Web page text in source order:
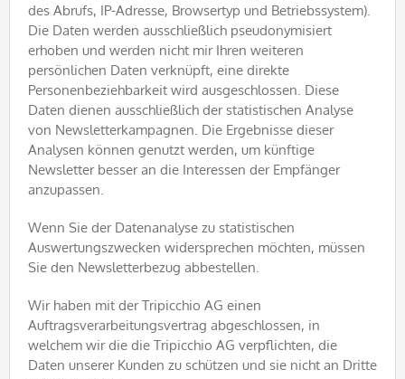
des Abrufs, IP-Adresse, Browsertyp und Betriebssystem).
Die Daten werden ausschließlich pseudonymisiert
erhoben und werden nicht mir Ihren weiteren
persönlichen Daten verknüpft, eine direkte
Personenbeziehbarkeit wird ausgeschlossen. Diese
Daten dienen ausschließlich der statistischen Analyse
von Newsletterkampagnen. Die Ergebnisse dieser
Analysen können genutzt werden, um künftige
Newsletter besser an die Interessen der Empfänger
anzupassen.
Wenn Sie der Datenanalyse zu statistischen
Auswertungszwecken widersprechen möchten, müssen
Sie den Newsletterbezug abbestellen.
Wir haben mit der Tripicchio AG einen
Auftragsverarbeitungsvertrag abgeschlossen, in
welchem wir die die Tripicchio AG verpflichten, die
Daten unserer Kunden zu schützen und sie nicht an Dritte